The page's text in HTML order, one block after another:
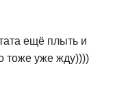
ещё плыть и
тоже уже жду))))